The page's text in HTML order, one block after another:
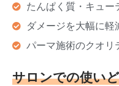
たんぱく質・キュー
ダメージを大幅に軽
パーマ施術のクオリ
サロンでの使い